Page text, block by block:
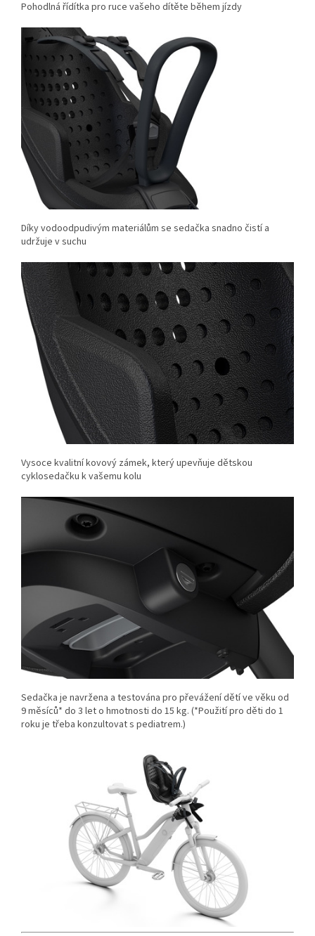
Pohodlná řídítka pro ruce vašeho dítěte během jízdy
Díky vodoodpudivým materiálům se sedačka snadno čistí a
udržuje v suchu
Vysoce kvalitní kovový zámek, který upevňuje dětskou
cyklosedačku k vašemu kolu
Sedačka je navržena a testována pro převážení dětí ve věku od
9 měsíců* do 3 let o hmotnosti do 15 kg. (*Použití pro děti do 1
roku je třeba konzultovat s pediatrem.)